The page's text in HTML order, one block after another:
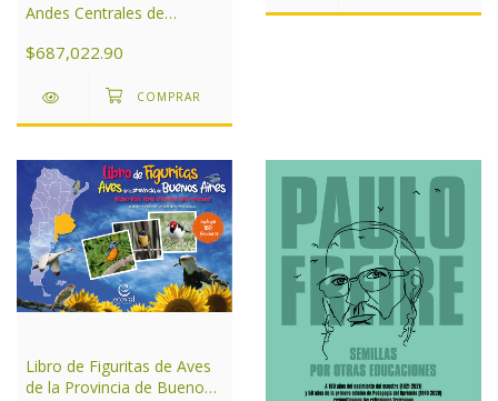
Andes Centrales de
$687,022.90
Libro de Figuritas de Aves
de la Provincia de Buenos